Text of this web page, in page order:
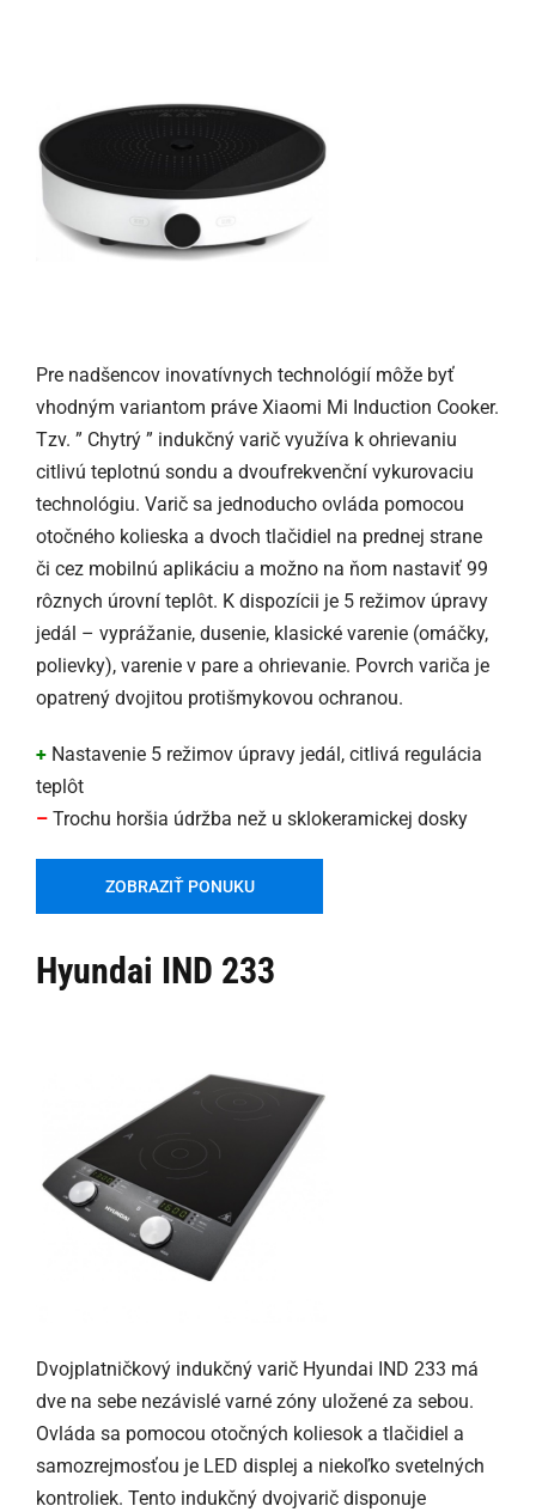
Pre nadšencov inovatívnych technológií môže byť
vhodným variantom práve Xiaomi Mi Induction Cooker.
Tzv. ” Chytrý ” indukčný varič využíva k ohrievaniu
citlivú teplotnú sondu a dvoufrekvenční vykurovaciu
technológiu. Varič sa jednoducho ovláda pomocou
otočného kolieska a dvoch tlačidiel na prednej strane
či cez mobilnú aplikáciu a možno na ňom nastaviť 99
rôznych úrovní teplôt. K dispozícii je 5 režimov úpravy
jedál – vyprážanie, dusenie, klasické varenie (omáčky,
polievky), varenie v pare a ohrievanie. Povrch variča je
opatrený dvojitou protišmykovou ochranou.
+ Nastavenie 5 režimov úpravy jedál, citlivá regulácia
teplôt
– Trochu horšia údržba než u sklokeramickej dosky
ZOBRAZIŤ PONUKU
Hyundai IND 233
Dvojplatničkový indukčný varič Hyundai IND 233 má
dve na sebe nezávislé varné zóny uložené za sebou.
Ovláda sa pomocou otočných koliesok a tlačidiel a
samozrejmosťou je LED displej a niekoľko svetelných
kontroliek. Tento indukčný dvojvarič disponuje